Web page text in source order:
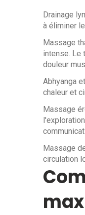
Drainage
à éliminer
Massage
intense. Le
douleur
Abhyanga
chaleur et
Massage
Massage
circulation